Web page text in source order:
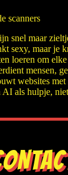
scanners
snel maar
sexy, maar je
loeren om
mensen,
websites
als hulpje,